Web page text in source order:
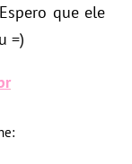
que ele
=)